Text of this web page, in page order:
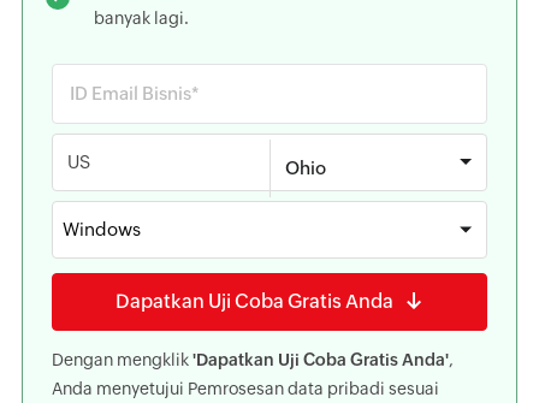
banyak lagi.
US
Windows
Dapatkan Uji Coba Gratis Anda
Dengan mengklik'Dapatkan Uji Coba Gratis Anda',
Anda menyetujui Pemrosesan data pribadi sesuai